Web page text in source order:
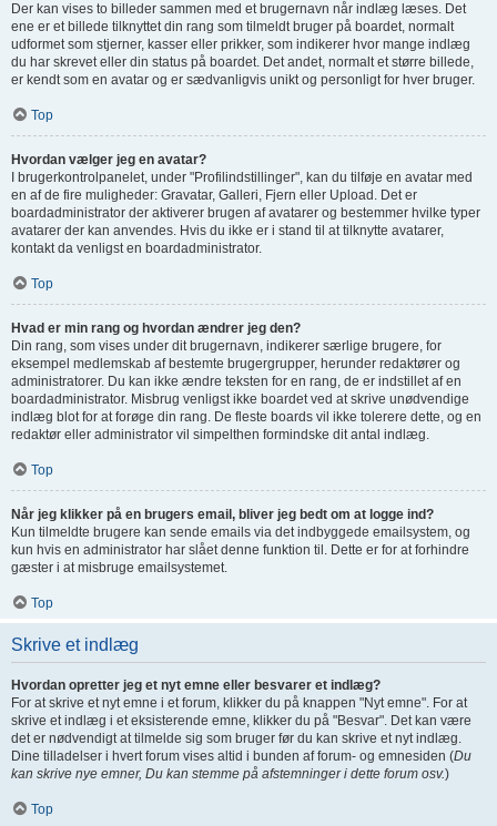
Der kan vises to billeder sammen med et brugernavn når indlæg læses. Det
ene er et billede tilknyttet din rang som tilmeldt bruger på boardet, normalt
udformet som stjerner, kasser eller prikker, som indikerer hvor mange indlæg
du har skrevet eller din status på boardet. Det andet, normalt et større billede,
er kendt som en avatar og er sædvanligvis unikt og personligt for hver bruger.
Top
Hvordan vælger jeg en avatar?
I brugerkontrolpanelet, under "Profilindstillinger", kan du tilføje en avatar med
en af de fire muligheder: Gravatar, Galleri, Fjern eller Upload. Det er
boardadministrator der aktiverer brugen af avatarer og bestemmer hvilke typer
avatarer der kan anvendes. Hvis du ikke er i stand til at tilknytte avatarer,
kontakt da venligst en boardadministrator.
Top
Hvad er min rang og hvordan ændrer jeg den?
Din rang, som vises under dit brugernavn, indikerer særlige brugere, for
eksempel medlemskab af bestemte brugergrupper, herunder redaktører og
administratorer. Du kan ikke ændre teksten for en rang, de er indstillet af en
boardadministrator. Misbrug venligst ikke boardet ved at skrive unødvendige
indlæg blot for at forøge din rang. De fleste boards vil ikke tolerere dette, og en
redaktør eller administrator vil simpelthen formindske dit antal indlæg.
Top
Når jeg klikker på en brugers email, bliver jeg bedt om at logge ind?
Kun tilmeldte brugere kan sende emails via det indbyggede emailsystem, og
kun hvis en administrator har slået denne funktion til. Dette er for at forhindre
gæster i at misbruge emailsystemet.
Top
Skrive et indlæg
Hvordan opretter jeg et nyt emne eller besvarer et indlæg?
For at skrive et nyt emne i et forum, klikker du på knappen "Nyt emne". For at
skrive et indlæg i et eksisterende emne, klikker du på "Besvar". Det kan være
det er nødvendigt at tilmelde sig som bruger før du kan skrive et nyt indlæg.
Dine tilladelser i hvert forum vises altid i bunden af forum- og emnesiden (Du
kan skrive nye emner, Du kan stemme på afstemninger i dette forum osv.)
Top